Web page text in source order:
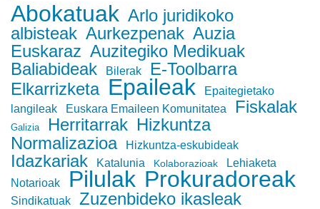
Abokatuak Arlo juridikoko
albisteak Aurkezpenak Auzia
Euskaraz Auzitegiko Medikuak
Baliabideak
Bilerak
E-Toolbarra
Elkarrizketa Epaileak
Epaitegietako
langileak
Euskara Emaileen Komunitatea Fiskalak
Galizia Herritarrak Hizkuntza
Normalizazioa
Hizkuntza-eskubideak
Idazkariak Katalunia Kolaborazioak
Lehiaketa
Notarioak
Pilulak Prokuradoreak
Sindikatuak Zuzenbideko ikasleak